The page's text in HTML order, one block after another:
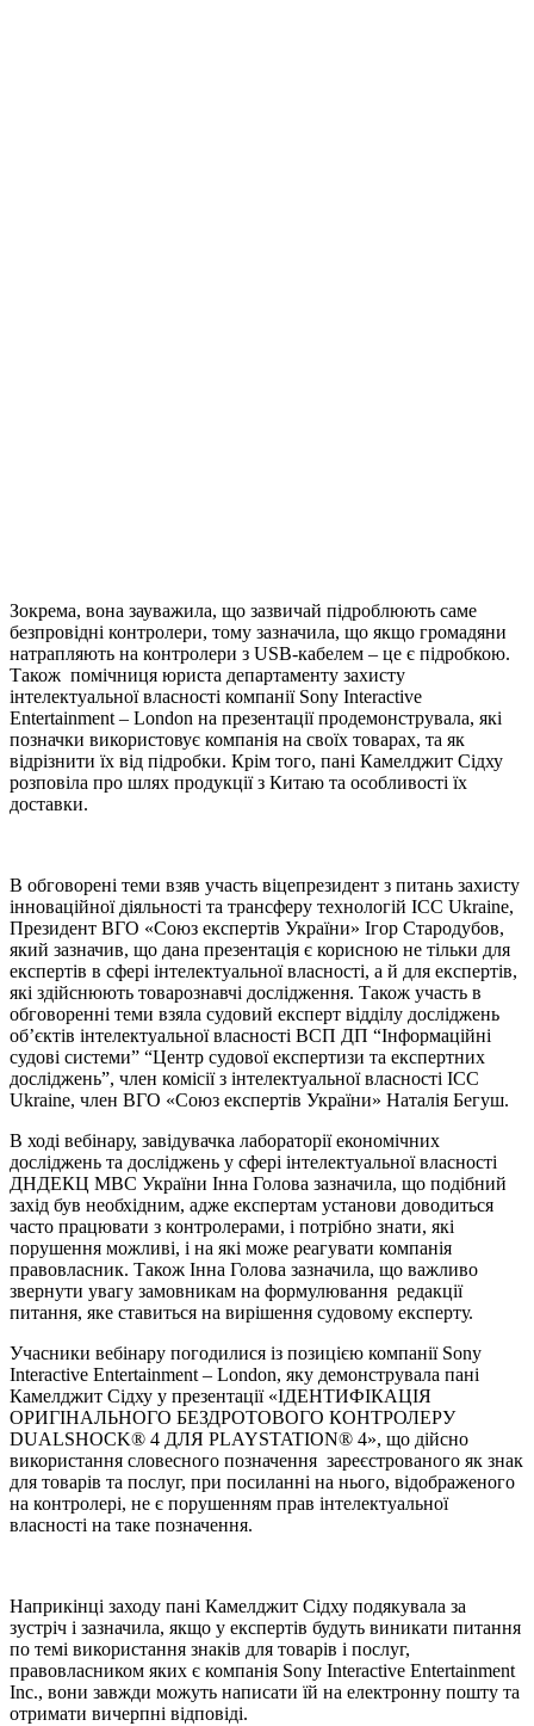
Зокрема, вона зауважила, що зазвичай підроблюють саме
безпровідні контролери, тому зазначила, що якщо громадяни
натрапляють на контролери з USB-кабелем – це є підробкою.
Також помічниця юриста департаменту захисту
інтелектуальної власності компанії Sony Interactive
Entertainment – London на презентації продемонструвала, які
позначки використовує компанія на своїх товарах, та як
відрізнити їх від підробки. Крім того, пані Камелджит Сідху
розповіла про шлях продукції з Китаю та особливості їх
доставки.
В обговорені теми взяв участь віцепрезидент з питань захисту
інноваційної діяльності та трансферу технологій ICC Ukraine,
Президент ВГО «Союз експертів України» Ігор Стародубов,
який зазначив, що дана презентація є корисною не тільки для
експертів в сфері інтелектуальної власності, а й для експертів,
які здійснюють товарознавчі дослідження. Також участь в
обговоренні теми взяла судовий експерт відділу досліджень
об’єктів інтелектуальної власності ВСП ДП “Інформаційні
судові системи” “Центр судової експертизи та експертних
досліджень”, член комісії з інтелектуальної власності ICC
Ukraine, член ВГО «Союз експертів України» Наталія Бегуш.
В ході вебінару, завідувачка лабораторії економічних
досліджень та досліджень у сфері інтелектуальної власності
ДНДЕКЦ МВС України Інна Голова зазначила, що подібний
захід був необхідним, адже експертам установи доводиться
часто працювати з контролерами, і потрібно знати, які
порушення можливі, і на які може реагувати компанія
правовласник. Також Інна Голова зазначила, що важливо
звернути увагу замовникам на формулювання редакції
питання, яке ставиться на вирішення судовому експерту.
Учасники вебінару погодилися із позицією компанії Sony
Interactive Entertainment – London, яку демонструвала пані
Камелджит Сідху у презентації «ІДЕНТИФІКАЦІЯ
ОРИГІНАЛЬНОГО БЕЗДРОТОВОГО КОНТРОЛЕРУ
DUALSHOCK® 4 ДЛЯ PLAYSTATION® 4», що дійсно
використання словесного позначення зареєстрованого як знак
для товарів та послуг, при посиланні на нього, відображеного
на контролері, не є порушенням прав інтелектуальної
власності на таке позначення.
Наприкінці заходу пані Камелджит Сідху подякувала за
зустріч і зазначила, якщо у експертів будуть виникати питання
по темі використання знаків для товарів і послуг,
правовласником яких є компанія Sony Interactive Entertainment
Inc., вони завжди можуть написати їй на електронну пошту та
отримати вичерпні відповіді.